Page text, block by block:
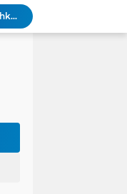
HUT ke-53 Bank Aceh: Momentum Memperkuat Amanah, Menumbuhkan Keberkahan Bagi Aceh
Silaturahmi Lintas Sektor di Kuta Alam, TNI–Polri dan Desa Perkokoh Kebersamaan
Kapolda Aceh dan Forkopimda Dampingi Kunjungan Kerja Wakil Presiden RI Gibran Rakabuming Raka di Aceh Tengah